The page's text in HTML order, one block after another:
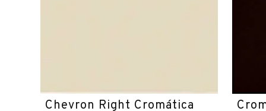
Chevron Right Cromática